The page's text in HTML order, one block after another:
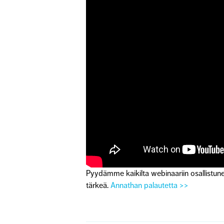
Pyydämme kaikilta webinaariin
tärkeä. Annathan palautetta >>